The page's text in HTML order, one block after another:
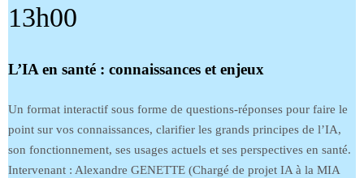
13h00
L’IA en santé : connaissances et enjeux
Un format interactif sous forme de questions-réponses pour faire le
point sur vos connaissances, clarifier les grands principes de l’IA,
son fonctionnement, ses usages actuels et ses perspectives en santé.
Intervenant : Alexandre GENETTE (Chargé de projet IA à la MIA